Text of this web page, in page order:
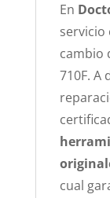
En
servicio
cambio
710F. A
cual